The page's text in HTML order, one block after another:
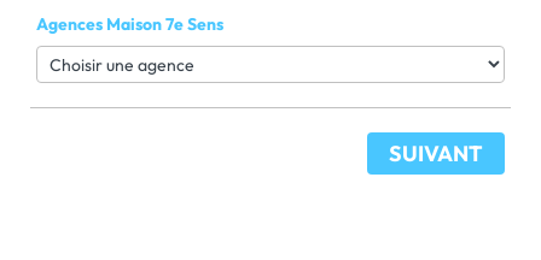
Agences Maison 7e Sens
SUIVANT